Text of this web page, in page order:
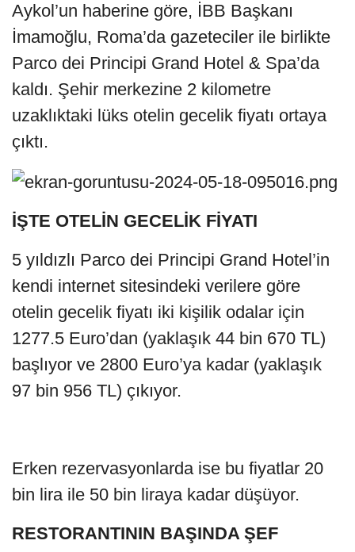
Aykol’un haberine göre, İBB Başkanı
İmamoğlu, Roma’da gazeteciler ile birlikte
Parco dei Principi Grand Hotel & Spa’da
kaldı. Şehir merkezine 2 kilometre
uzaklıktaki lüks otelin gecelik fiyatı ortaya
çıktı.
İŞTE OTELİN GECELİK FİYATI
5 yıldızlı Parco dei Principi Grand Hotel’in
kendi internet sitesindeki verilere göre
otelin gecelik fiyatı iki kişilik odalar için
1277.5 Euro’dan (yaklaşık 44 bin 670 TL)
başlıyor ve 2800 Euro’ya kadar (yaklaşık
97 bin 956 TL) çıkıyor.
Erken rezervasyonlarda ise bu fiyatlar 20
bin lira ile 50 bin liraya kadar düşüyor.
RESTORANTININ BAŞINDA ŞEF